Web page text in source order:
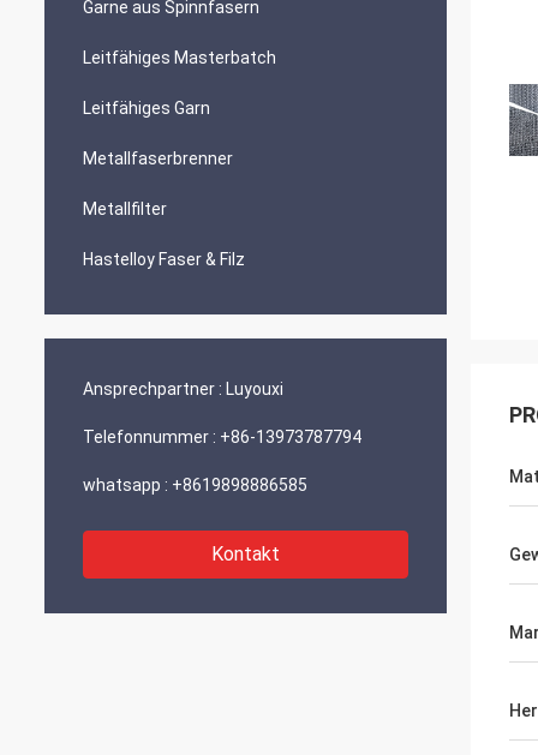
Garne aus Spinnfasern
Leitfähiges Masterbatch
Leitfähiges Garn
Metallfaserbrenner
Metallfilter
Hastelloy Faser & Filz
Ansprechpartner : Luyouxi
Telefonnummer : +86-13973787794
whatsapp : +8619898886585
Kontakt